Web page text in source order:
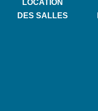
LOCATION
DES SALLES